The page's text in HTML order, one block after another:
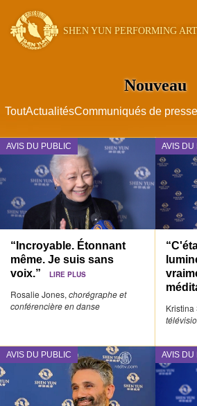
SHEN YUN PERFORMING
Nouveau
ToutActualitésCommuniqués de presse
AVIS DU PUBLIC
“Incroyable. Étonnant
même. Je suis sans
voix.”
LIRE PLUS
Rosalie Jones, chorégraphe et
conférencière en danse
AVIS DU
AVIS DU PUBLIC AVIS DU